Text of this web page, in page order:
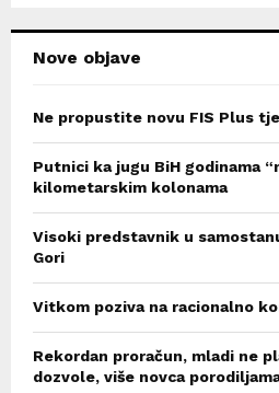
Nove objave
Ne propustite novu FIS Plus
Putnici ka jugu BiH godinama
kilometarskim kolonama
Visoki predstavnik u
Gori
Vitkom poziva na racionalno
Rekordan proračun, mladi ne
dozvole, više novca